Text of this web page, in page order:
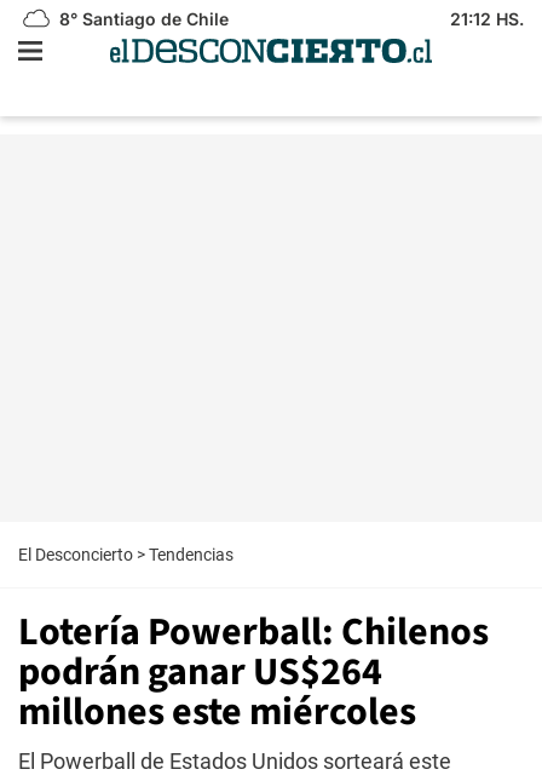
8° Santiago de Chile 21:12 HS.
El Desconcierto >Tendencias
Lotería Powerball: Chilenos
podrán ganar US$264
millones este miércoles
El Powerball de Estados Unidos sorteará este